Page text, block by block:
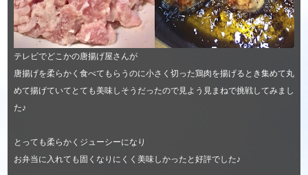
テレビでどこかの唐揚げ屋さんが
唐揚げを柔らかく食べてもらうのに小さく切った鶏肉を揚げるとき集めて丸
めて揚げていてとても美味しそうだったので見よう見まねで挑戦してみまし
た♪
とっても柔らかくジューシーになり
お弁当に入れても固くなりにくく美味しかったと好評でした♪